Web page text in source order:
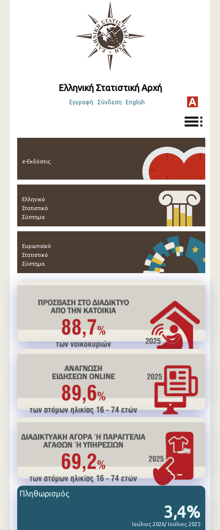
Ελληνική Στατιστική Αρχή
Εγγραφή Σύνδεση English
e-Εκδόσεις
Ελληνικό
Στατιστικό
Σύστημα
Ευρωπαϊκό
Στατιστικό
Σύστημα
3,4%
Ιούλιος 2026/ Ιούλιος 2025
Πληθωρισμός